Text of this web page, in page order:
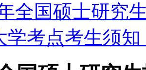
全国硕士研究
学考点考生须知